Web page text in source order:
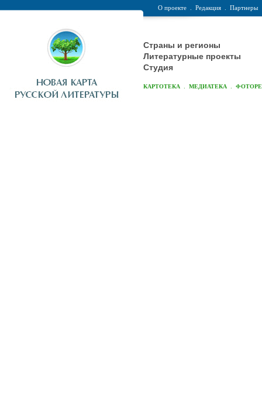
О проекте Редакция Партнеры
Страны и регионы
Литературные проекты
Студия
КАРТОТЕКА МЕДИАТЕКА